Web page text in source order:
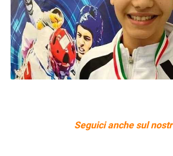
Seguici anche sul